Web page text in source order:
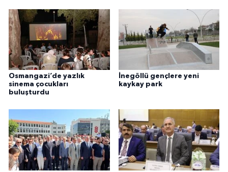
Osmangazi’de yazlık
sinema çocukları
buluşturdu
İnegöllü gençlere yeni
kaykay park